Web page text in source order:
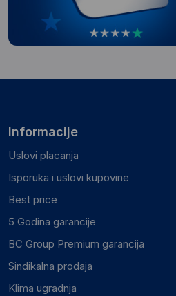
Informacije
Uslovi placanja
Isporuka i uslovi kupovine
Best price
5 Godina garancije
BC Group Premium garancija
Sindikalna prodaja
Klima ugradnja